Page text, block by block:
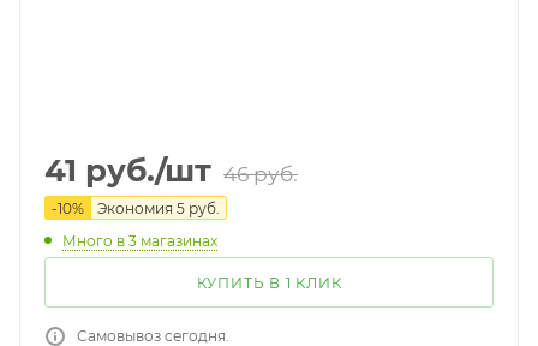
41 руб./шт 46руб.
-10% Экономия 5 руб.
Много в 3 магазинах
КУПИТЬ В 1 КЛИК
Самовывоз сегодня.